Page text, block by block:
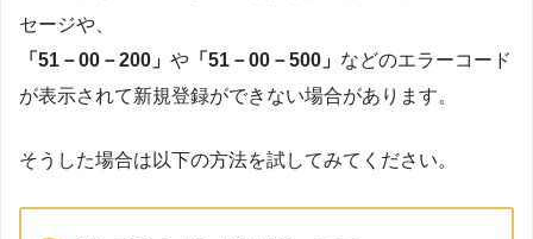
セージや、
「51－00－200」 や 「51－00－500」 などのエラーコード
が表示されて新規登録ができない場合があります。
そうした場合は以下の方法を試してみてください。